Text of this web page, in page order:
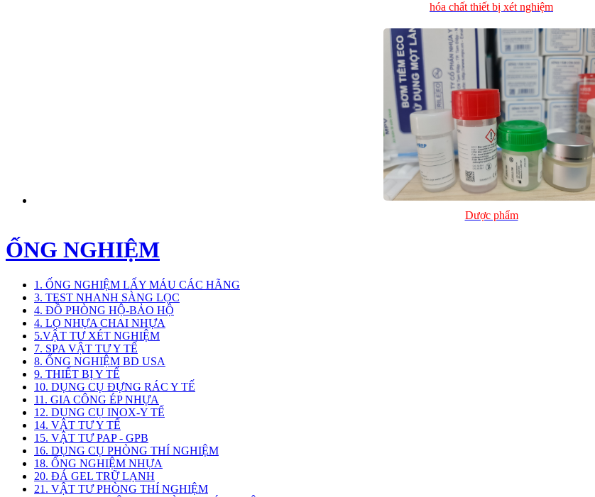
hóa chất thiết bị xét nghiệm
Dược phẩm
ỐNG NGHIỆM
1. ỐNG NGHIỆM LẤY MÁU CÁC HÃNG
3. TEST NHANH SÀNG LỌC
4. ĐỒ PHÒNG HỘ-BẢO HỘ
4. LỌ NHỰA CHAI NHỰA
5.VẬT TƯ XÉT NGHIỆM
7. SPA VẬT TƯ Y TẾ
8. ỐNG NGHIỆM BD USA
9. THIẾT BỊ Y TẾ
10. DỤNG CỤ ĐỰNG RÁC Y TẾ
11. GIA CÔNG ÉP NHỰA
12. DỤNG CỤ INOX-Y TẾ
14. VẬT TƯ Y TẾ
15. VẬT TƯ PAP - GPB
16. DỤNG CỤ PHÒNG THÍ NGHIỆM
18. ỐNG NGHIỆM NHỰA
20. ĐÁ GEL TRỮ LẠNH
21. VẬT TƯ PHÒNG THÍ NGHIỆM